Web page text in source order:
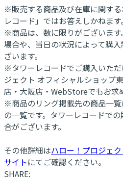
※販売する商品及び在庫に関す
レコード」ではお答えしかねます。
※商品は、数に限りがございま
場合や、当日の状況によって購
ざいます。
※タワーレコードでご購入いた
ジェクト オフィシャルショップ
店・大阪店・WebStoreでもお求
※商品のリング掲載先の商品一
の一覧です。タワーレコードで
合がございます。
その他詳細はハロー！プロジェ
サイトにてご確認ください。
SHARE: